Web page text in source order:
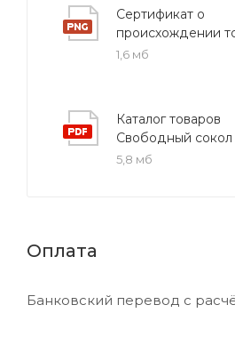
700х700 мм подходит для
Оформите заказ на
специалистов,
Сертификат о
происхождении
1,6 мб
Каталог товаров
Свободный сокол
5,8 мб
Оплата
Банковский перевод с